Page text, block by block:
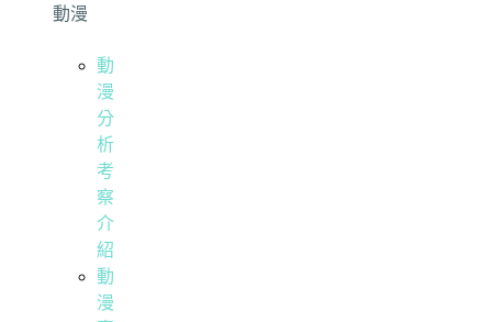
動漫
動
漫
分
析
考
察
介
紹
動
漫